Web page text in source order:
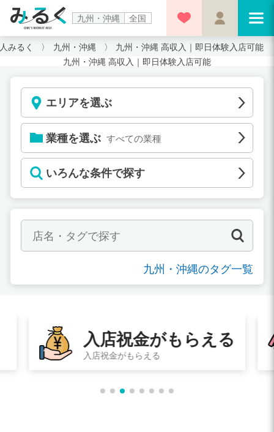
九州・沖縄 全国
みるく 九州・沖縄
九州・沖縄 高収入｜即日体験入店可能
九州・沖縄 高収入｜即日体験入店可能
エリアを選ぶ
業種を選ぶ すべての業種
いろんな条件で探す
九州・沖縄のタグ一覧
入店祝金がもらえる
入店祝金がもらえる